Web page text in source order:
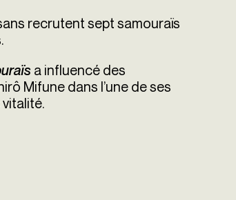
recrutent sept samouraïs
a influencé des
Mifune dans l’une de ses